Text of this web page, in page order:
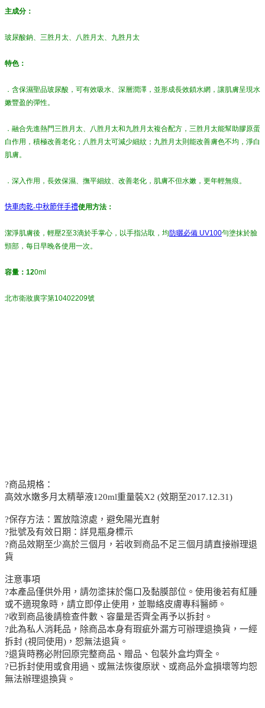
主成分：
玻尿酸鈉、三胜月太、八胜月太、九胜月太
特色：
．含保濕聖品玻尿酸，可有效吸水、深層潤澤，並形成長效鎖水網，讓肌膚呈現水
嫩豐盈的彈性。
．融合先進熱門三胜月太、八胜月太和九胜月太複合配方，三胜月太能幫助膠原蛋
白作用，積極改善老化；八胜月太可減少細紋；九胜月太則能改善膚色不均，淨白
肌膚。
．深入作用，長效保濕、撫平細紋、改善老化，肌膚不但水嫩，更年輕無痕。
快車肉乾-中秋節伴手禮使用方法：
潔淨肌膚後，輕壓2至3滴於手掌心，以手指沾取，均防曬必備 UV100勻塗抹於臉
頸部，每日早晚各使用一次。
容量：120ml
北市衛妝廣字第10402209號
?商品規格：
高效水嫩多月太精華液120ml重量裝X2 (效期至2017.12.31)
?保存方法：置放陰涼處，避免陽光直射
?批號及有效日期：詳見瓶身標示
?商品效期至少高於三個月，若收到商品不足三個月請直接辦理退
貨
注意事項
?本產品僅供外用，請勿塗抹於傷口及黏膜部位。使用後若有紅腫
或不適現象時，請立即停止使用，並聯絡皮膚專科醫師。
?收到商品後請檢查件數、容量是否齊全再予以拆封。
?此為私人消耗品，除商品本身有瑕疵外漏方可辦理退換貨，一經
拆封 (視同使用)，恕無法退貨。
?退貨時務必附回原完整商品、贈品、包裝外盒均齊全。
?已拆封使用或食用過、或無法恢復原狀、或商品外盒損壞等均恕
無法辦理退換貨。